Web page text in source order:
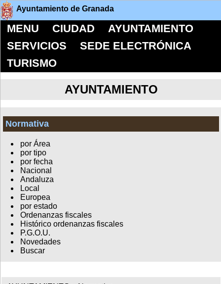
Ayuntamiento de Granada
MENU CIUDAD
AYUNTAMIENTO
SERVICIOS
SEDE ELECTRÓNICA
TURISMO
AYUNTAMIENTO
Normativa
por Área
por tipo
por fecha
Nacional
Andaluza
Local
Europea
por estado
Ordenanzas fiscales
Histórico ordenanzas fiscales
P.G.O.U.
Novedades
Buscar